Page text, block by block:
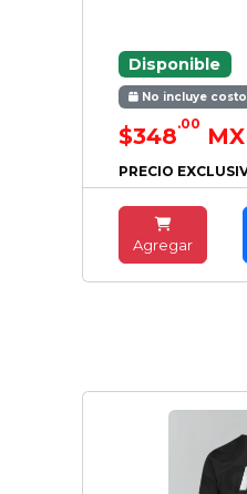
Disponible
No incluye
$348.00
PRECIO
Agregar